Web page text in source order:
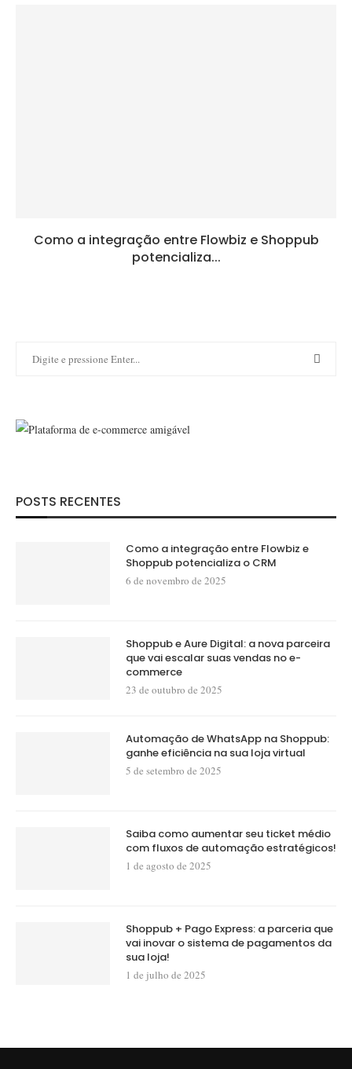
Como a integração entre Flowbiz e Shoppub
potencializa...
POSTS RECENTES
Como a integração entre Flowbiz e
Shoppub potencializa o CRM
6 de novembro de 2025
Shoppub e Aure Digital: a nova parceira
que vai escalar suas vendas no e-
commerce
23 de outubro de 2025
Automação de WhatsApp na Shoppub:
ganhe eficiência na sua loja virtual
5 de setembro de 2025
Saiba como aumentar seu ticket médio
com fluxos de automação estratégicos!
1 de agosto de 2025
Shoppub + Pago Express: a parceria que
vai inovar o sistema de pagamentos da
sua loja!
1 de julho de 2025